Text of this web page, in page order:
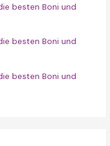
besten Boni und
besten Boni und
besten Boni und